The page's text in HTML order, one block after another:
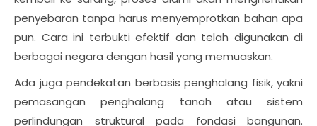
penyebaran tanpa harus menyemprotkan bahan apa
pun. Cara ini terbukti efektif dan telah digunakan di
berbagai negara dengan hasil yang memuaskan.
Ada juga pendekatan berbasis penghalang fisik, yakni
pemasangan penghalang tanah atau sistem
perlindungan struktural pada fondasi bangunan.